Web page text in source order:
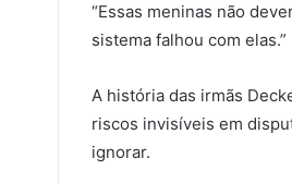
“Essas meninas não
sistema falhou com elas.”
A história das irmãs
riscos invisíveis em
ignorar.